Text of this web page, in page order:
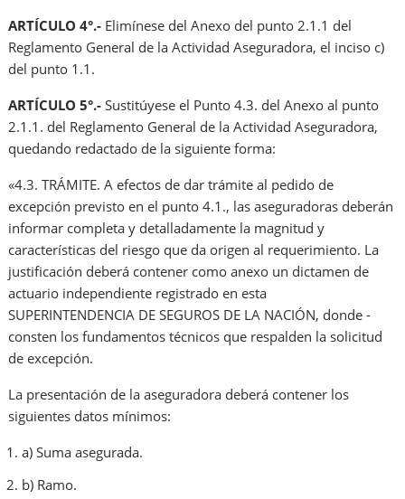
ARTÍCULO 4°.- Elimínese del Anexo del punto 2.1.1 del
Reglamento General de la Actividad Aseguradora, el inciso c)
del punto 1.1.
ARTÍCULO 5°.- Sustitúyese el Punto 4.3. del Anexo al punto
2.1.1. del Reglamento General de la Actividad Aseguradora,
quedando redactado de la siguiente forma:
«4.3. TRÁMITE. A efectos de dar trámite al pedido de
excepción previsto en el punto 4.1., las aseguradoras deberán
informar completa y detalladamente la magnitud y
características del riesgo que da origen al requerimiento. La
justificación deberá contener como anexo un dictamen de
actuario independiente registrado en esta
SUPERINTENDENCIA DE SEGUROS DE LA NACIÓN, donde -
consten los fundamentos técnicos que respalden la solicitud
de excepción.
La presentación de la aseguradora deberá contener los
siguientes datos mínimos:
a) Suma asegurada.
b) Ramo.